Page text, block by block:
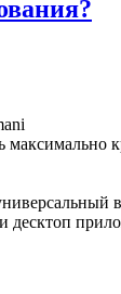
максимально
десктоп